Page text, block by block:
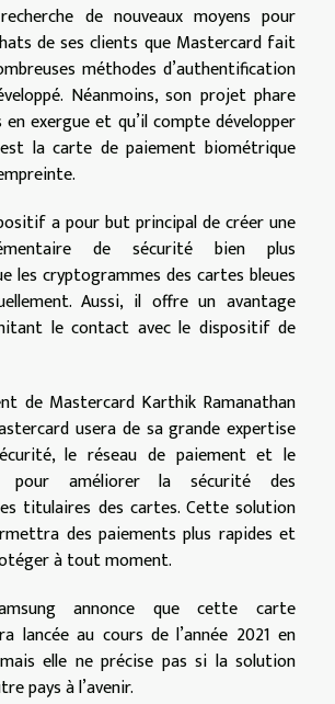
de nouveaux moyens pour
de ses clients que Mastercard fait
méthodes d’authentification
Néanmoins, son projet phare
en exergue et qu’il compte développer
la carte de paiement biométrique
a pour but principal de créer une
de sécurité bien plus
les cryptogrammes des cartes bleues
Aussi, il offre un avantage
le contact avec le dispositif de
de Mastercard Karthik Ramanathan
usera de sa grande expertise
le réseau de paiement et le
pour améliorer la sécurité des
titulaires des cartes. Cette solution
des paiements plus rapides et
à tout moment.
annonce que cette carte
lancée au cours de l’année 2021 en
elle ne précise pas si la solution
pays à l’avenir.